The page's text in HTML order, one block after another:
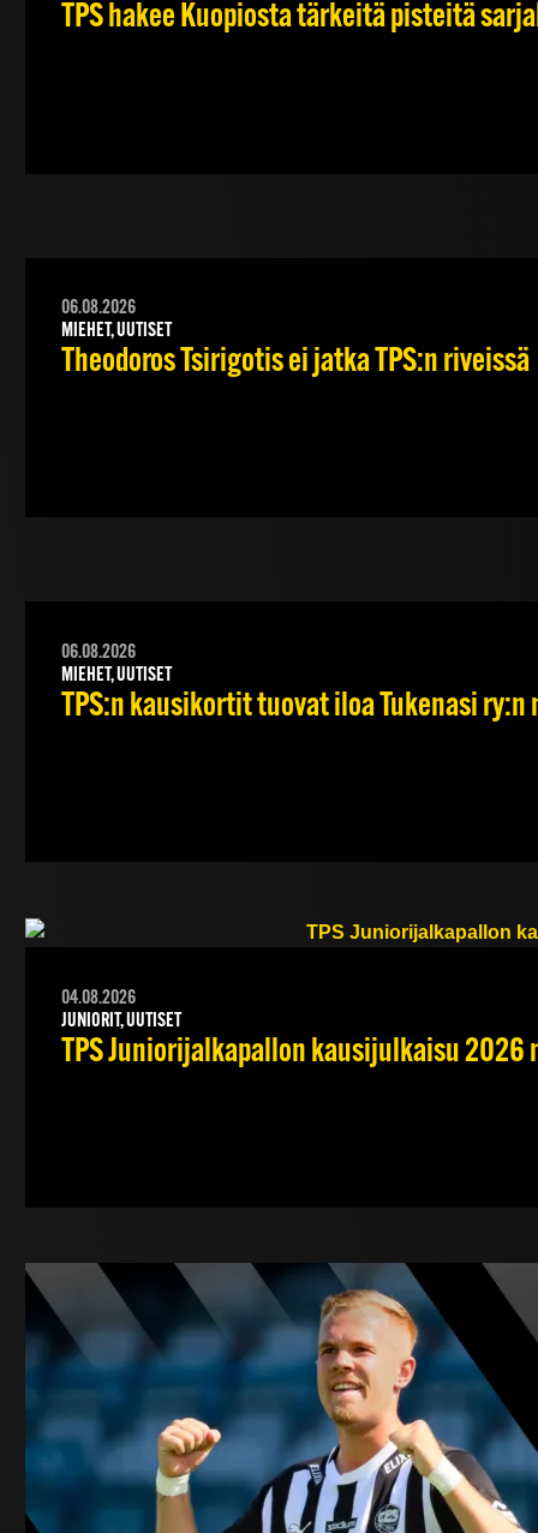
TPS hakee Kuopiosta tärkeitä pisteitä
06.08.2026
MIEHET, UUTISET
Theodoros Tsirigotis ei jatka TPS:n riveissä
06.08.2026
MIEHET, UUTISET
TPS:n kausikortit tuovat iloa Tukenasi
04.08.2026
JUNIORIT, UUTISET
TPS Juniorijalkapallon kausijulkaisu 2026